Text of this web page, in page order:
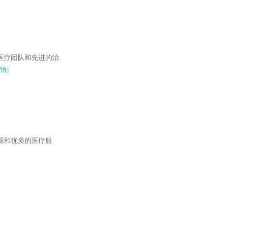
疗团队和先进的治
]
优质的医疗服